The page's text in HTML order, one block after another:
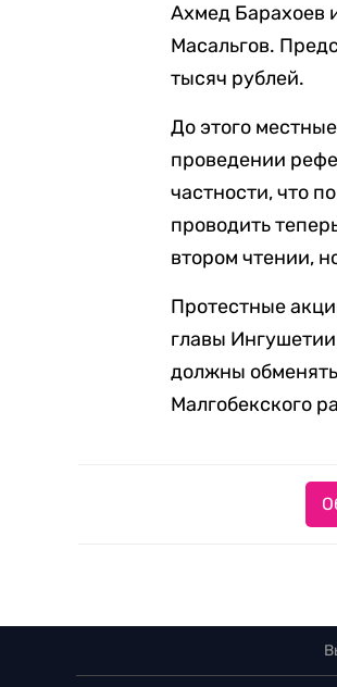
Ахмед Барахоев
Масальгов.
тысяч рублей.
До этого
проведении
частности, что
проводить
втором чтении,
Протестные
главы
должны
Малгобекского